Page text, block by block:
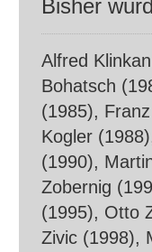
Bisher
Alfred
Bohatsch
(1985),
Kogler
(1990),
Zobernig
(1995), Otto
Zivic (1998),